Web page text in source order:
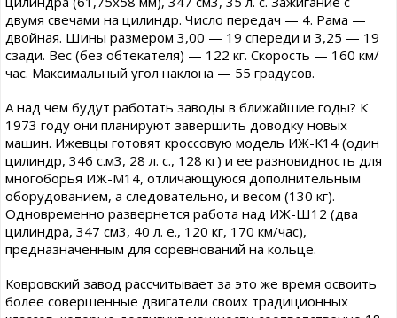
двумя свечами на цилиндр. Число передач — 4. Рама —
двойная. Шины размером 3,00 — 19 спереди и 3,25 — 19
сзади. Вес (без обтекателя) — 122 кг. Скорость — 160 км/
час. Максимальный угол наклона — 55 градусов.
А над чем будут работать заводы в ближайшие годы? К
1973 году они планируют завершить доводку новых
машин. Ижевцы готовят кроссовую модель ИЖ-К14 (один
цилиндр, 346 с.м3, 28 л. с., 128 кг) и ее разновидность для
многоборья ИЖ-М14, отличающуюся дополнительным
оборудованием, а следовательно, и весом (130 кг).
Одновременно развернется работа над ИЖ-Ш12 (два
цилиндра, 347 см3, 40 л. е., 120 кг, 170 км/час),
предназначенным для соревнований на кольце.
Ковровский завод рассчитывает за это же время освоить
более совершенные двигатели своих традиционных